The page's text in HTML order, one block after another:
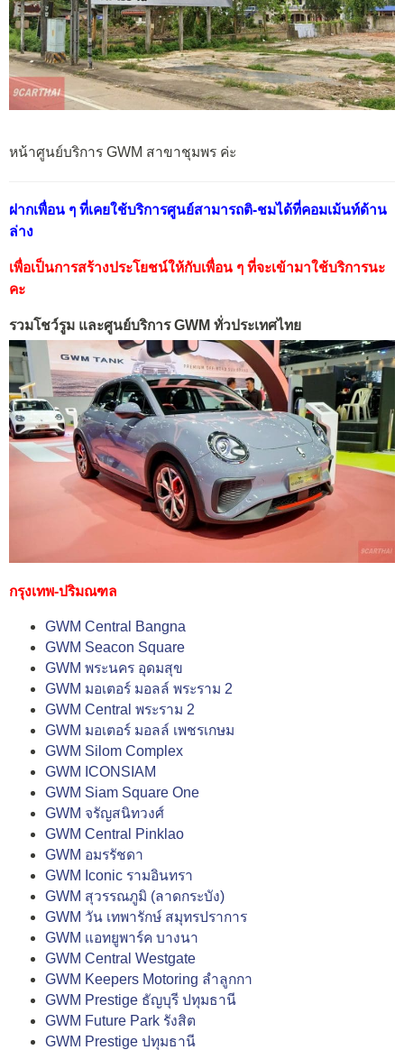
หน้าศูนย์บริการ GWM สาขาชุมพร ค่ะ
ฝากเพื่อน ๆ ที่เคยใช้บริการศูนย์สามารถติ-ชมได้ที่คอมเม้นท์ด้าน
ล่าง
เพื่อเป็นการสร้างประโยชน์ให้กับเพื่อน ๆ ที่จะเข้ามาใช้บริการนะ
คะ
รวมโชว์รูม และศูนย์บริการ GWM ทั่วประเทศไทย
กรุงเทพ-ปริมณฑล
GWM Central Bangna
GWM Seacon Square
GWM พระนคร อุดมสุข
GWM มอเตอร์ มอลล์ พระราม 2
GWM Central พระราม 2
GWM มอเตอร์ มอลล์ เพชรเกษม
GWM Silom Complex
GWM ICONSIAM
GWM Siam Square One
GWM จรัญสนิทวงศ์
GWM Central Pinklao
GWM อมรรัชดา
GWM Iconic รามอินทรา
GWM สุวรรณภูมิ (ลาดกระบัง)
GWM วัน เทพารักษ์ สมุทรปราการ
GWM แอทยูพาร์ค บางนา
GWM Central Westgate
GWM Keepers Motoring ลำลูกกา
GWM Prestige ธัญบุรี ปทุมธานี
GWM Future Park รังสิต
GWM Prestige ปทุมธานี